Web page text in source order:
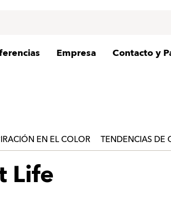
Empresa Contacto y
EN EL COLOR TENDENCIAS DE
Life